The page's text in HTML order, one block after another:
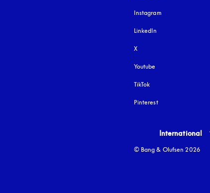
Instagram
LinkedIn
X
Youtube
TikTok
Pinterest
Select country and
International
© Bang & Olufsen 2026